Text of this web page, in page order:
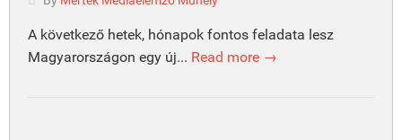
A következő hetek, hónapok fontos feladata lesz
Magyarországon egy új... Read more →